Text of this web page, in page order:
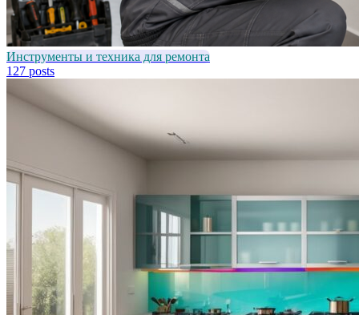
Инструменты и техника для ремонта
127 posts